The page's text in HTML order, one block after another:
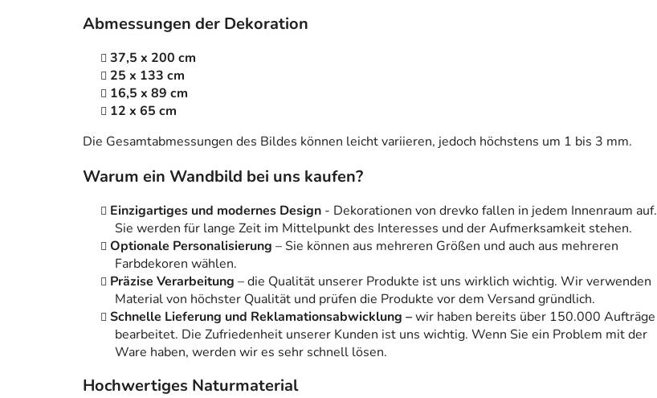
Abmessungen der Dekoration
37,5 x 200 cm
25 x 133 cm
16,5 x 89 cm
12 x 65 cm
Die Gesamtabmessungen des Bildes können leicht variieren, jedoch höchstens um 1 bis 3 mm.
Warum ein Wandbild bei uns kaufen?
Einzigartiges und modernes Design - Dekorationen von drevko fallen in jedem Innenraum auf.
Sie werden für lange Zeit im Mittelpunkt des Interesses und der Aufmerksamkeit stehen.
Optionale Personalisierung – Sie können aus mehreren Größen und auch aus mehreren
Farbdekoren wählen.
Präzise Verarbeitung – die Qualität unserer Produkte ist uns wirklich wichtig. Wir verwenden
Material von höchster Qualität und prüfen die Produkte vor dem Versand gründlich.
Schnelle Lieferung und Reklamationsabwicklung –wir haben bereits über 150.000 Aufträge
bearbeitet. Die Zufriedenheit unserer Kunden ist uns wichtig. Wenn Sie ein Problem mit der
Ware haben, werden wir es sehr schnell lösen.
Hochwertiges Naturmaterial